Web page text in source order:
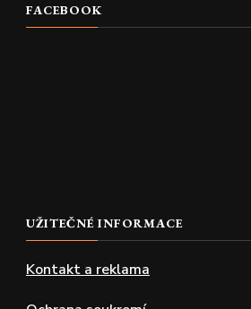
FACEBOOK
UŽITEČNÉ INFORMACE
Kontakt a reklama